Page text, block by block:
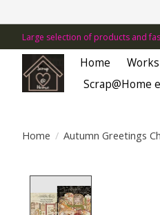
Large selection of products and
Home
Scrap@Home
Home / Autumn Greetings